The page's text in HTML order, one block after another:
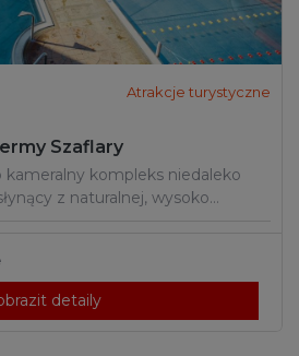
Atrakcje turystyczne
Szaflary
kameralny kompleks niedaleko
z naturalnej, wysoko…
detaily